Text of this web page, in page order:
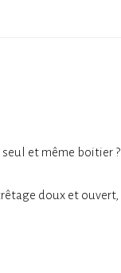
seul et même boitier ?
doux et ouvert,